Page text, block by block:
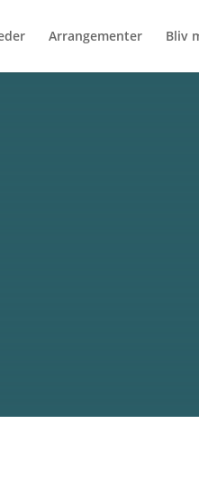
Arrangementer Bliv